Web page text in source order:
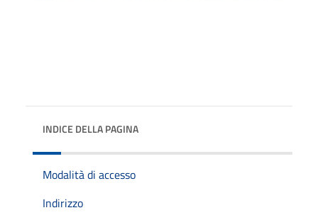
INDICE DELLA PAGINA
Modalità di accesso
Indirizzo